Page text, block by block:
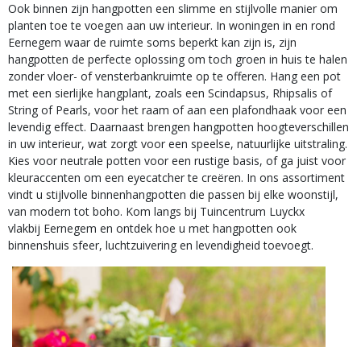
Ook binnen zijn hangpotten een slimme en stijlvolle manier om
planten toe te voegen aan uw interieur. In woningen in en rond
Eernegem waar de ruimte soms beperkt kan zijn is, zijn
hangpotten de perfecte oplossing om toch groen in huis te halen
zonder vloer- of vensterbankruimte op te offeren. Hang een pot
met een sierlijke hangplant, zoals een Scindapsus, Rhipsalis of
String of Pearls, voor het raam of aan een plafondhaak voor een
levendig effect. Daarnaast brengen hangpotten hoogteverschillen
in uw interieur, wat zorgt voor een speelse, natuurlijke uitstraling.
Kies voor neutrale potten voor een rustige basis, of ga juist voor
kleuraccenten om een eyecatcher te creëren. In ons assortiment
vindt u stijlvolle binnenhangpotten die passen bij elke woonstijl,
van modern tot boho. Kom langs bij Tuincentrum Luyckx
vlakbij Eernegem en ontdek hoe u met hangpotten ook
binnenshuis sfeer, luchtzuivering en levendigheid toevoegt.